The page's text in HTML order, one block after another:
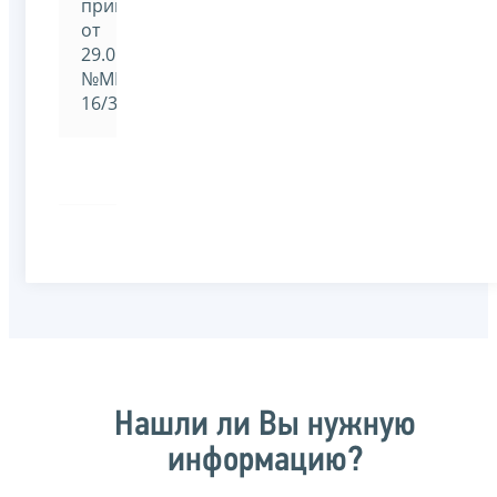
приказом
от
29.01.2019
№ММВ-7-
16/33@
Нашли ли Вы нужную
информацию?